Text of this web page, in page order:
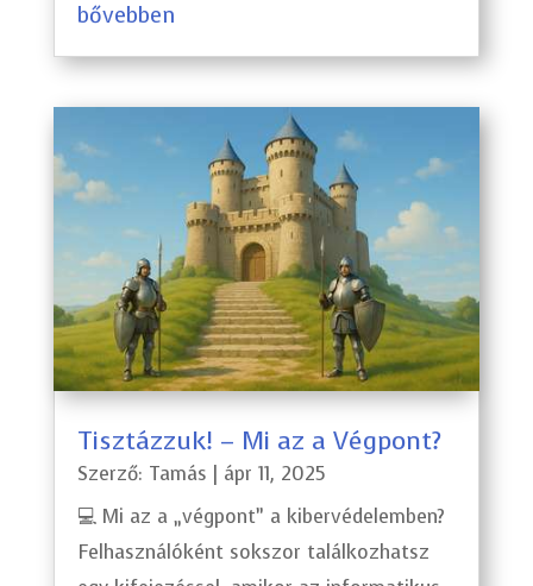
bővebben
Tisztázzuk! – Mi az a Végpont?
Szerző: Tamás | ápr 11, 2025
💻 Mi az a „végpont” a kibervédelemben?
Felhasználóként sokszor találkozhatsz